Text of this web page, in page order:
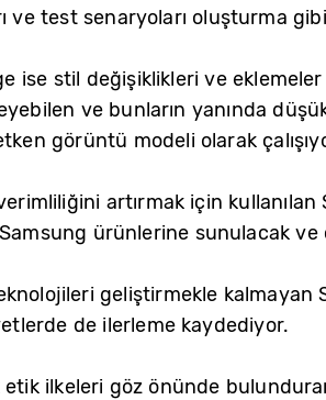
ve test senaryoları oluşturma
ise stil değişiklikleri ve
ve bunların yanında
görüntü modeli olarak
artırmak için
ürünlerine sunulacak ve
geliştirmekle kalmayan
de ilerleme kaydediyor.
ilkeleri göz önünde